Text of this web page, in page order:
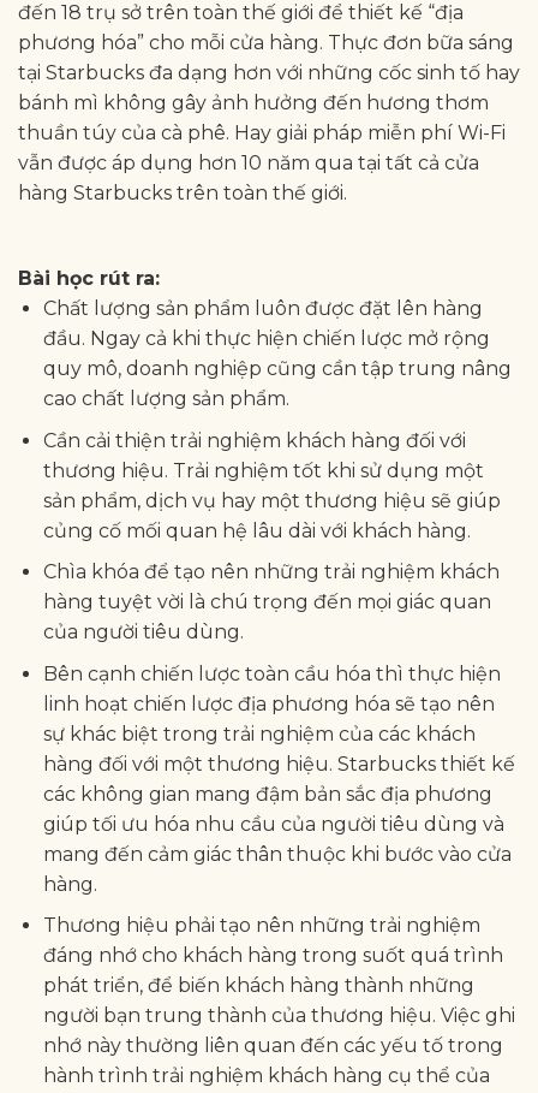
đến 18 trụ sở trên toàn thế giới để thiết kế “địa
phương hóa” cho mỗi cửa hàng. Thực đơn bữa sáng
tại Starbucks đa dạng hơn với những cốc sinh tố hay
bánh mì không gây ảnh hưởng đến hương thơm
thuần túy của cà phê. Hay giải pháp miễn phí Wi-Fi
vẫn được áp dụng hơn 10 năm qua tại tất cả cửa
hàng Starbucks trên toàn thế giới.
Bài học rút ra:
Chất lượng sản phẩm luôn được đặt lên hàng
đầu. Ngay cả khi thực hiện chiến lược mở rộng
quy mô, doanh nghiệp cũng cần tập trung nâng
cao chất lượng sản phẩm.
Cần cải thiện trải nghiệm khách hàng đối với
thương hiệu. Trải nghiệm tốt khi sử dụng một
sản phẩm, dịch vụ hay một thương hiệu sẽ giúp
củng cố mối quan hệ lâu dài với khách hàng.
Chìa khóa để tạo nên những trải nghiệm khách
hàng tuyệt vời là chú trọng đến mọi giác quan
của người tiêu dùng.
Bên cạnh chiến lược toàn cầu hóa thì thực hiện
linh hoạt chiến lược địa phương hóa sẽ tạo nên
sự khác biệt trong trải nghiệm của các khách
hàng đối với một thương hiệu. Starbucks thiết kế
các không gian mang đậm bản sắc địa phương
giúp tối ưu hóa nhu cầu của người tiêu dùng và
mang đến cảm giác thân thuộc khi bước vào cửa
hàng.
Thương hiệu phải tạo nên những trải nghiệm
đáng nhớ cho khách hàng trong suốt quá trình
phát triển, để biến khách hàng thành những
người bạn trung thành của thương hiệu. Việc ghi
nhớ này thường liên quan đến các yếu tố trong
hành trình trải nghiệm khách hàng cụ thể của